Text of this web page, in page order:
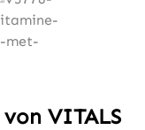
VITALS